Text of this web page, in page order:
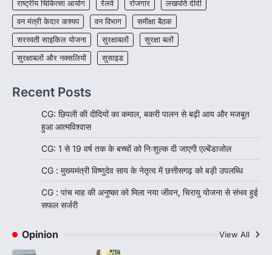
राष्ट्रीय चिकित्सा आयोग रेलवे रोजगार
लखपति दीदी
वन मंत्री केदार कश्यप
वन विभाग
समीक्षा बैठक
सरस्वती साइकिल योजना
सुरक्षाबलों
सुरक्षा बलों
सुरक्षाबलों और नक्सलियों
सुसाइड
Recent Posts
CG: छिपली की दीदियों का कमाल, बकरी पालन से बढ़ी आय और मजबूत
हुआ आत्मविश्वास
CG: 1 से 19 वर्ष तक के बच्चों को निःशुल्क दी जाएगी एल्बेंडाजोल
CG : मुख्यमंत्री विष्णुदेव साय के नेतृत्व में छत्तीसगढ़ को बड़ी उपलब्धि
CG : पांच माह की अनुष्का को मिला नया जीवन, चिरायु योजना से संभव हुई
सफल सर्जरी
Opinion View All